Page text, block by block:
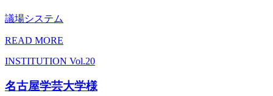
議場システム
READ MORE
INSTITUTION Vol.20
名古屋学芸大学様